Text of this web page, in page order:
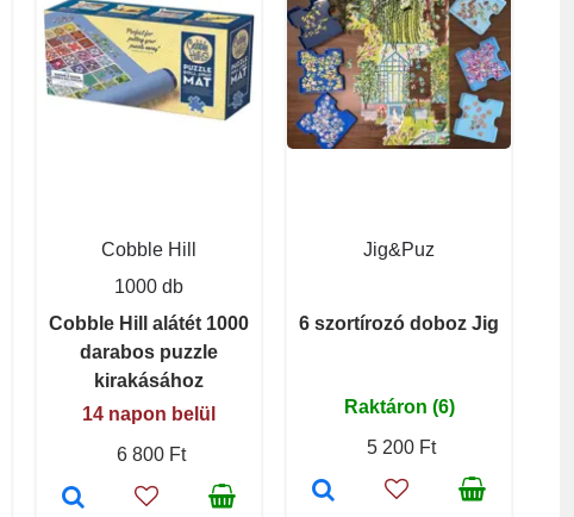
Cobble Hill
1000 db
Cobble Hill alátét 1000
darabos puzzle
kirakásához
14 napon belül
6 800 Ft
Jig&Puz
6 szortírozó doboz Jig
Raktáron (6)
5 200 Ft